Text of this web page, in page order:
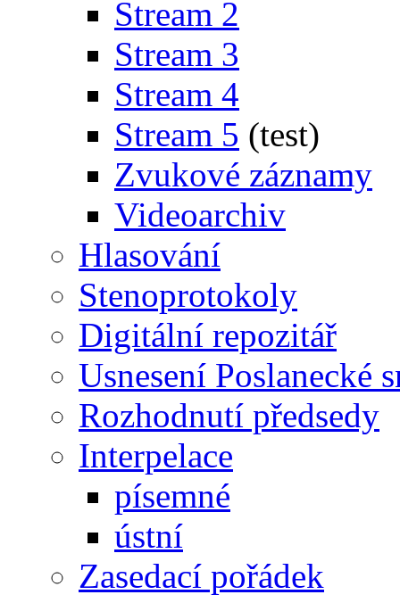
Stream 2
Stream 3
Stream 4
Stream 5 (test)
Zvukové záznamy
Videoarchiv
Hlasování
Stenoprotokoly
Digitální repozitář
Usnesení Poslanecké
Rozhodnutí předsedy
Interpelace
písemné
ústní
Zasedací pořádek